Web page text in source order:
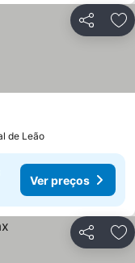
Partilhar
de Leão
Ver preços
Partilhar